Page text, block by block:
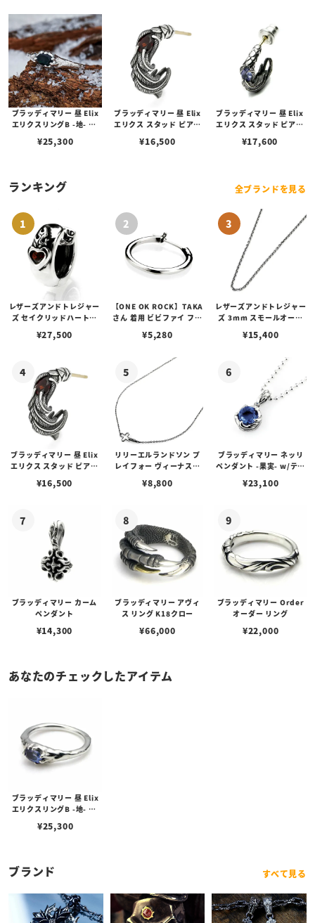
ブラッディマリー 昼 Elix
エリクスリングB -地- w/
¥25,300
ブラッディマリー 昼 Elix
エリクス スタッド ピアス
¥16,500
ブラッディマリー 昼 Elix
エリクス スタッド ピアス
¥17,600
ランキング 全ブランドを見る
レザーズアンドトレジャー
ズ セイクリッドハートピ
¥27,500
【ONE OK ROCK】TAKA
さん 着用 ビビファイ フー
¥5,280
レザーズアンドトレジャー
ズ 3mm スモールオーバ
ブスタークラスプ＆LTロ
¥15,400
ブラッディマリー 昼 Elix
エリクス スタッド ピアス
¥16,500
リリーエルランドソン プ
レイフォー ヴィーナスチ
¥8,800
ブラッディマリー ネッリ
ペンダント -果実- w/ティ
¥23,100
ブラッディマリー カーム
ペンダント
¥14,300
ブラッディマリー アヴィ
ス リング K18クロー
¥66,000
ブラッディマリー Order
オーダー リング
¥22,000
あなたのチェックしたアイテム
ブラッディマリー 昼 Elix
エリクスリングB -地- w/
¥25,300
ブランド すべて見る